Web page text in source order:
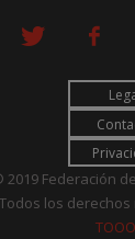
2019 Federación
los